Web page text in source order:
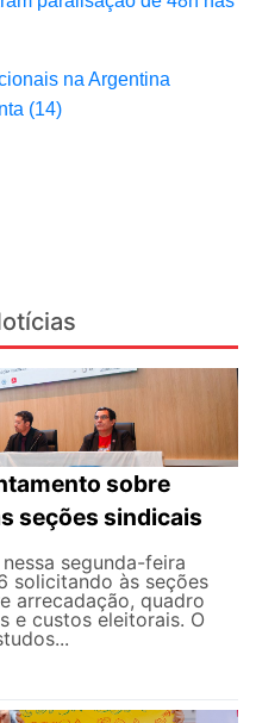
na Argentina
(14)
sobre
seções sindicais
segunda-feira
solicitando às seções
arrecadação, quadro
e custos eleitorais. O